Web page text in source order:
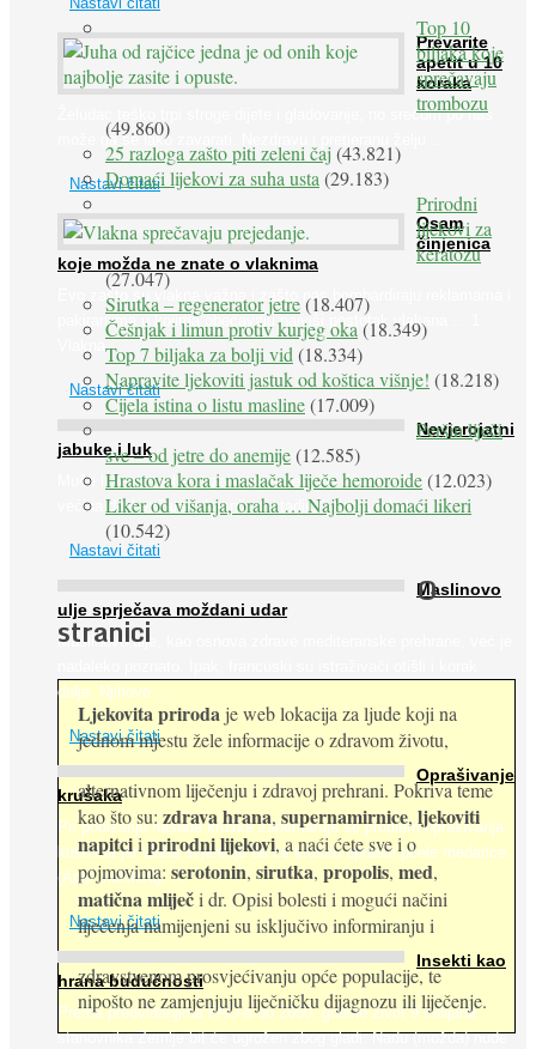
Prevarite
apetit u 10
koraka
Želudac teško trpi stroge dijete i gladovanje, no srećom po nas
može ga se lako zavarati. Nezdravu i pretjeranu želju ...
Nastavi čitati
Osam
činjenica
koje možda ne znate o vlaknima
Evo zašto su vlakna važna i zašto nas bombardiraju reklamama i
pakiranjima u kojima obećavaju najviši postotak vlakana ... 1.
Vlakna ...
Nastavi čitati
Nevjerojatni
jabuke i luk
Muče li vas tegobe vezane uz srce, oči i živce, od kojih pati
većina dijabetičara u kasnijem stadiju bolesti, jabuke ...
Nastavi čitati
Maslinovo
ulje sprječava moždani udar
Maslinovo ulje, kao osnova zdrave mediteranske prehrane, već je
dalje. Njihovo ...
Nastavi čitati
Oprašivanje
krušaka
Pri podizanju nasada kruške zanemaruje se problem oprašivanja
kukcima jer vlada uvjerenje da će krušku oprašiti pčele medarice
(Apis mellifera). ...
Nastavi čitati
Insekti kao
hrana budućnosti
Prema predviđanjima FAO-a do 2050. godine život 9 milijardi
stanovnika Zemlje bit će ugrožen zbog gladi. Nadu (možda) nude
Top 10
biljaka koje
sprečavaju
trombozu
(49.860)
25 razloga zašto piti zeleni čaj(43.821)
Domaći lijekovi za suha usta (29.183)
Prirodni
lijekovi za
keratozu
(27.047)
Sirutka – regenerator jetre(18.407)
Češnjak i limun protiv kurjeg oka (18.349)
Top 7 biljaka za bolji vid (18.334)
Napravite ljekoviti jastuk od koštica višnje! (18.218)
Cijela istina o listu masline(17.009)
Peršin liječi
sve – od jetre do anemije(12.585)
Hrastova kora i maslačak liječe hemoroide(12.023)
Liker od višanja, oraha … Najbolji domaći likeri
(10.542)
O
stranici
Ljekovita priroda je web lokacija za ljude koji na
jednom mjestu žele informacije o zdravom životu,
alternativnom liječenju i zdravoj prehrani. Pokriva teme
kao što su: zdrava hrana, supernamirnice, ljekoviti
napitciiprirodni lijekovi, a naći ćete sve i o
pojmovima: serotonin, sirutka, propolis, med,
matična mliječi dr. Opisi bolesti i mogući načini
liječenja namijenjeni su isključivo informiranju i
zdravstvenom prosvjećivanju opće populacije, te
nipošto ne zamjenjuju liječničku dijagnozu ili liječenje.